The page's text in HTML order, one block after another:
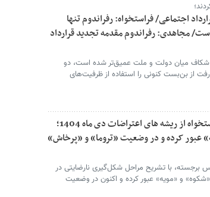
اجتماعی/ فراستخواه: رفراندوم تنها
مجاهدی: رفراندوم مقدمه تجدید قرارداد
شکاف میان دولت و ملت عمیق‌تر شده است، دو
از بن‌بست کنونی را استفاده از ظرفیت‌های
تحلیل جامعه شناسی مقصود فراستخواه از ریشه های اعتراضات دی ماه 1404؛
عبور کرده و در وضعیت «تروما» و «پرخاش»
برجسته، با تشریح مراحل شکل‌گیری نارضایتی در
«شکوه» و «مویه» عبور کرده و اکنون در وضعیت